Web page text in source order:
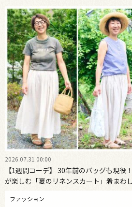
2026.07.31 00:00
【1週間コーデ】 30年前のバッグも現役
が楽しむ「夏のリネンスカート」着まわ
ファッション